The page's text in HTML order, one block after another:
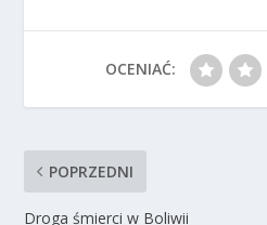
OCENIAĆ:
POPRZEDNI
Droga śmierci w Boliwii